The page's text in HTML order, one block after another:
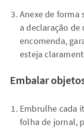
Anexe de forma
a declaração
encomenda,
esteja
Embalar
Embrulhe cada
folha de jornal,